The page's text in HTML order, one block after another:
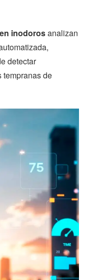
inodorosanalizan
detectar
de